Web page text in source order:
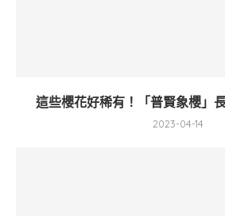
這些櫻花好稀有！「普賢象櫻」
2023-04-14